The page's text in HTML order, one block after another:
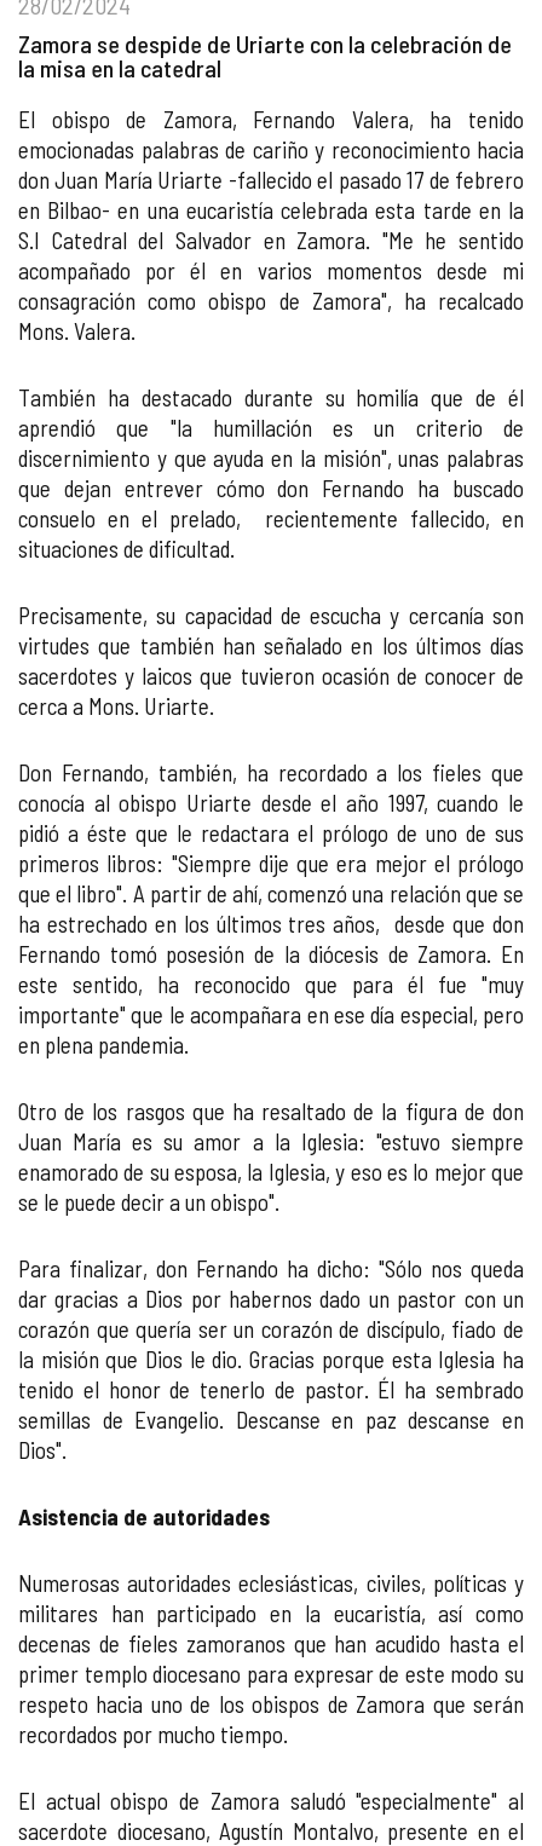
Zamora se despide de Uriarte con la celebración de
la misa en la catedral
El obispo de Zamora, Fernando Valera, ha tenido
emocionadas palabras de cariño y reconocimiento hacia
don Juan María Uriarte -fallecido el pasado 17 de febrero
en Bilbao- en una eucaristía celebrada esta tarde en la
S.I Catedral del Salvador en Zamora. "Me he sentido
acompañado por él en varios momentos desde mi
consagración como obispo de Zamora", ha recalcado
Mons. Valera.
También ha destacado durante su homilía que de él
aprendió que "la humillación es un criterio de
discernimiento y que ayuda en la misión", unas palabras
que dejan entrever cómo don Fernando ha buscado
consuelo en el prelado, recientemente fallecido, en
situaciones de dificultad.
Precisamente, su capacidad de escucha y cercanía son
virtudes que también han señalado en los últimos días
sacerdotes y laicos que tuvieron ocasión de conocer de
cerca a Mons. Uriarte.
Don Fernando, también, ha recordado a los fieles que
conocía al obispo Uriarte desde el año 1997, cuando le
pidió a éste que le redactara el prólogo de uno de sus
primeros libros: "Siempre dije que era mejor el prólogo
que el libro". A partir de ahí, comenzó una relación que se
ha estrechado en los últimos tres años, desde que don
Fernando tomó posesión de la diócesis de Zamora. En
este sentido, ha reconocido que para él fue "muy
importante" que le acompañara en ese día especial, pero
en plena pandemia.
Otro de los rasgos que ha resaltado de la figura de don
Juan María es su amor a la Iglesia: "estuvo siempre
enamorado de su esposa, la Iglesia, y eso es lo mejor que
se le puede decir a un obispo".
Para finalizar, don Fernando ha dicho: "Sólo nos queda
dar gracias a Dios por habernos dado un pastor con un
corazón que quería ser un corazón de discípulo, fiado de
la misión que Dios le dio. Gracias porque esta Iglesia ha
tenido el honor de tenerlo de pastor. Él ha sembrado
semillas de Evangelio. Descanse en paz descanse en
Dios".
Asistencia de autoridades
Numerosas autoridades eclesiásticas, civiles, políticas y
militares han participado en la eucaristía, así como
decenas de fieles zamoranos que han acudido hasta el
primer templo diocesano para expresar de este modo su
respeto hacia uno de los obispos de Zamora que serán
recordados por mucho tiempo.
El actual obispo de Zamora saludó "especialmente" al
sacerdote diocesano, Agustín Montalvo, presente en el